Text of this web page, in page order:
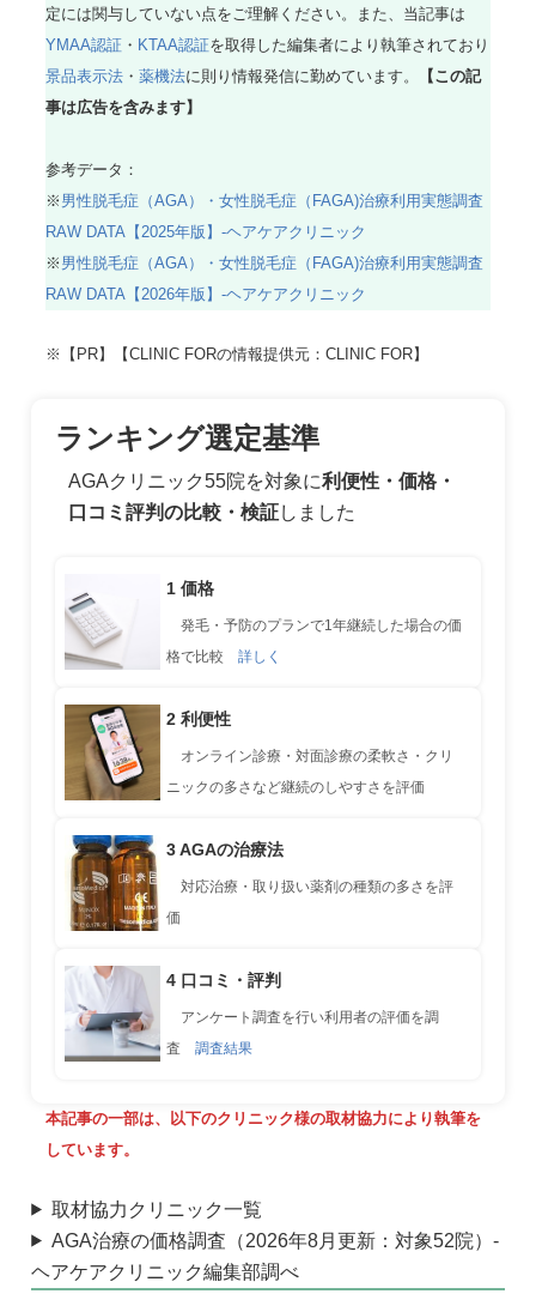
定には関与していない点をご理解ください。また、当記事は
YMAA認証 ・ KTAA認証を取得した編集者により執筆されており
景品表示法 ・薬機法に則り情報発信に勤めています。
【この記
事は広告を含みます】
参考データ：
※ 男性脱毛症（AGA）・女性脱毛症（FAGA)治療利用実態調査
RAW DATA【2025年版】-ヘアケアクリニック
※ 男性脱毛症（AGA）・女性脱毛症（FAGA)治療利用実態調査
RAW DATA【2026年版】-ヘアケアクリニック
※【PR】【CLINIC FORの情報提供元：CLINIC FOR】
ランキング選定基準
AGAクリニック55院を対象に利便性・価格・
口コミ評判の比較・検証しました
1 価格
発毛・予防のプランで1年継続した場合の価
格で比較詳しく
2 利便性
オンライン診療・対面診療の柔軟さ・クリ
ニックの多さなど継続のしやすさを評価
3 AGAの治療法
対応治療・取り扱い薬剤の種類の多さを評
価
4 口コミ・評判
アンケート調査を行い利用者の評価を調
査調査結果
本記事の一部は、以下のクリニック様の取材協力により執筆を
しています。
取材協力クリニック一覧
AGA治療の価格調査（2026年8月更新：対象52院）-
ヘアケアクリニック編集部調べ